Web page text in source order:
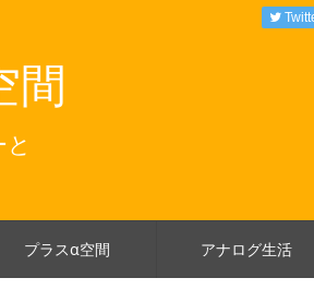
間
プラスα空間 アナログ生活